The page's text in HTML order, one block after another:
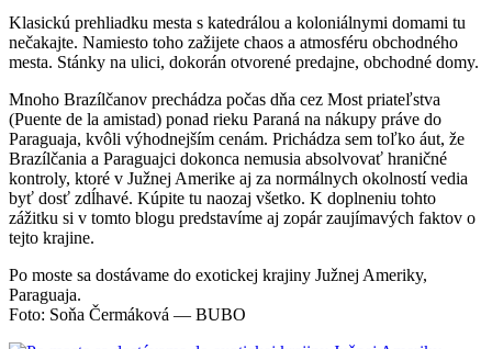
Klasickú prehliadku mesta s katedrálou a koloniálnymi domami tu
nečakajte. Namiesto toho zažijete chaos a atmosféru obchodného
mesta. Stánky na ulici, dokorán otvorené predajne, obchodné domy.
Mnoho Brazílčanov prechádza počas dňa cez Most priateľstva
(Puente de la amistad) ponad rieku Paraná na nákupy práve do
Paraguaja, kvôli výhodnejším cenám. Prichádza sem toľko áut, že
Brazílčania a Paraguajci dokonca nemusia absolvovať hraničné
kontroly, ktoré v Južnej Amerike aj za normálnych okolností vedia
byť dosť zdĺhavé. Kúpite tu naozaj všetko. K doplneniu tohto
zážitku si v tomto blogu predstavíme aj zopár zaujímavých faktov o
tejto krajine.
Po moste sa dostávame do exotickej krajiny Južnej Ameriky,
Paraguaja.
Foto: Soňa Čermáková — BUBO